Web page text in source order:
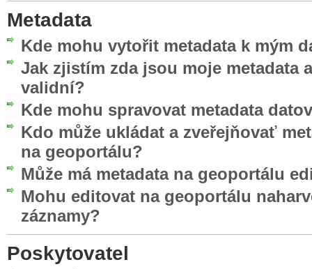
Metadata
Kde mohu vytořit metadata k mým
Jak zjistím zda jsou moje metadata
validní?
Kde mohu spravovat metadata
Kdo může ukládat a zveřejňovať
na geoportálu?
Může má metadata na geoportálu
Mohu editovat na geoportálu
záznamy?
Poskytovatel